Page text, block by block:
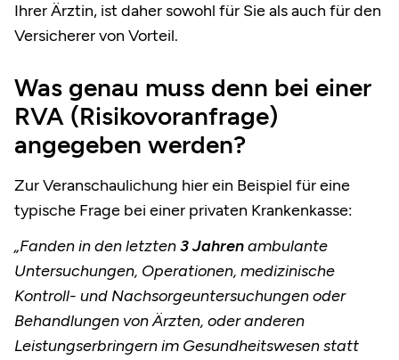
Ihrer Ärztin, ist daher sowohl für Sie als auch für den
Versicherer von Vorteil.
Was genau muss denn bei einer
RVA (Risikovoranfrage)
angegeben werden?
Zur Veranschaulichung hier ein Beispiel für eine
typische Frage bei einer privaten Krankenkasse:
„Fanden in den letzten3 Jahrenambulante
Untersuchungen, Operationen, medizinische
Kontroll- und Nachsorgeuntersuchungen oder
Behandlungen von Ärzten, oder anderen
Leistungserbringern im Gesundheitswesen statt